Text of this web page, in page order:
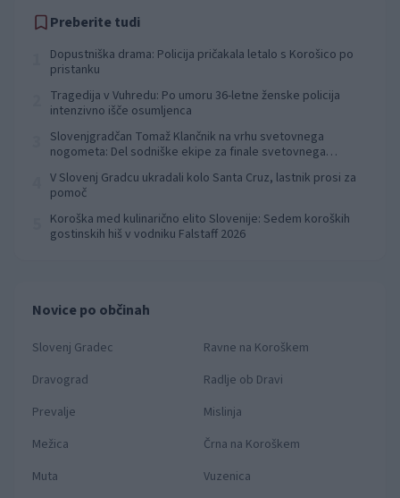
Preberite tudi
Dopustniška drama: Policija pričakala letalo s Korošico po
pristanku
Tragedija v Vuhredu: Po umoru 36-letne ženske policija
intenzivno išče osumljenca
Slovenjgradčan Tomaž Klančnik na vrhu svetovnega
nogometa: Del sodniške ekipe za finale svetovnega
V Slovenj Gradcu ukradali kolo Santa Cruz, lastnik prosi za
pomoč
Koroška med kulinarično elito Slovenije: Sedem koroških
gostinskih hiš v vodniku Falstaff 2026
Novice po občinah
Slovenj Gradec
Ravne na Koroškem
Dravograd
Radlje ob Dravi
Prevalje
Mislinja
Mežica
Črna na Koroškem
Muta
Vuzenica